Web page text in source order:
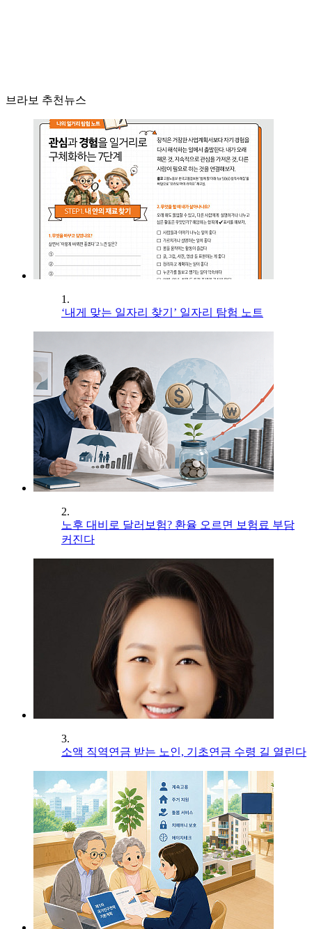
브라보 추천뉴스
1.
‘내게 맞는 일자리 찾기’ 일자리 탐험 노트
2.
노후 대비로 달러보험? 환율 오르면 보험료 부담
커진다
3.
소액 직역연금 받는 노인, 기초연금 수령 길 열린다